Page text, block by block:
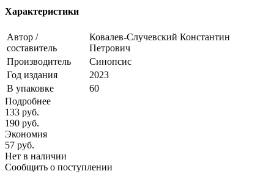
Характеристики
Автор /
составитель
Ковалев-Случевский Константин
Петрович
Производитель
Синопсис
Год издания
2023
В упаковке
60
Подробнее
133 руб.
190 руб.
Экономия
57 руб.
Нет в наличии
Сообщить о поступлении